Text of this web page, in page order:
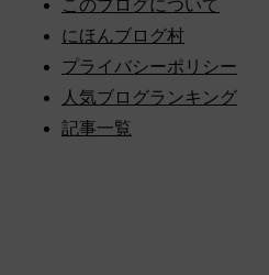
このブログについて
にほんブログ村
プライバシーポリシー
人気ブログランキング
記事一覧